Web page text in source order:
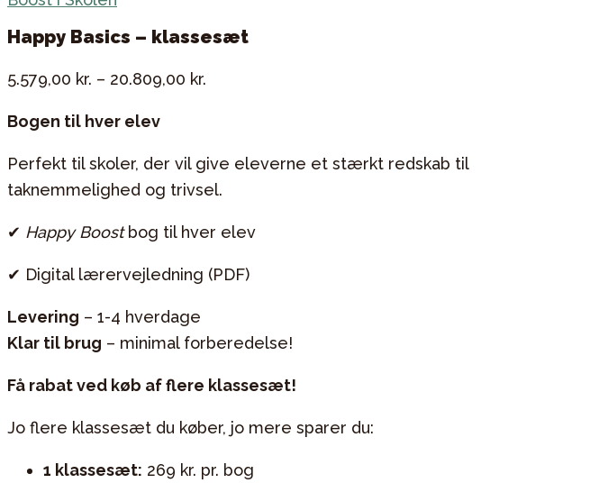
Happy Basics – klassesæt
5.579,00 kr. – 20.809,00 kr.
Bogen til hver elev
Perfekt til skoler, der vil give eleverne et stærkt redskab til
taknemmelighed og trivsel.
✔ Happy Boostbog til hver elev
✔ Digital lærervejledning (PDF)
Levering – 1-4 hverdage
Klar til brug – minimal forberedelse!
Få rabat ved køb af flere klassesæt!
Jo flere klassesæt du køber, jo mere sparer du:
1 klassesæt: 269 kr. pr. bog